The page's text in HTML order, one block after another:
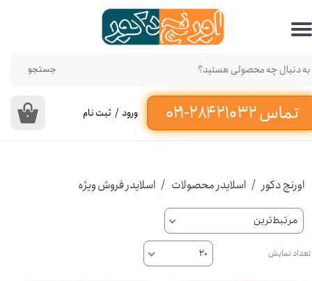
تماس ۳۲ ۲۱۰ ۲۸۴-۰۲۱‌
جستجو
۰ ورود / ثبت نام
حساب کاربری من
تغییر گذر واژه
سفارشات
خروج از حساب کاربری
اورنج دکور اسلایدر محصولات اسلایدر فروش ویژه
مرتبط‌ترین
تعداد نمایش ۲۰